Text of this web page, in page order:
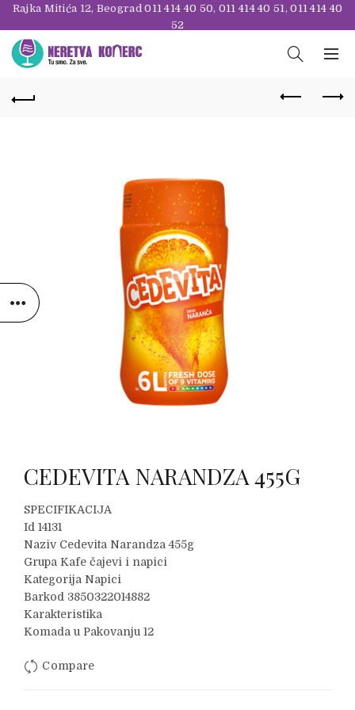
Rajka Mitića 12, Beograd011 414 40 50, 011 414 40 51,011 414 40
52
CEDEVITA NARANDZA 455G
SPECIFIKACIJA
Id 14131
Naziv Cedevita Narandza 455g
Grupa Kafe čajevi i napici
Kategorija Napici
Barkod 3850322014882
Karakteristika
Komada u Pakovanju 12
Compare